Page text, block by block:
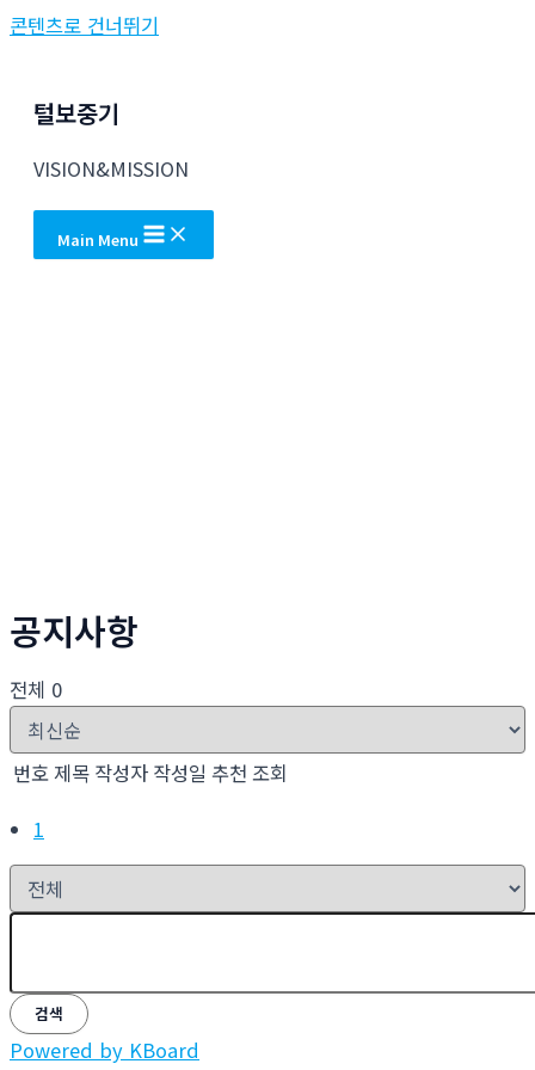
콘텐츠로 건너뛰기
털보중기
VISION&MISSION
Main Menu
공지사항
전체 0
번호제목 작성자 작성일 추천 조회
1
검색
Powered by KBoard